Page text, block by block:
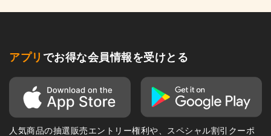
アプリ でお得な会員情報を受けとる
人気商品の抽選販売エントリー権利や、スペシャル割引クーポ